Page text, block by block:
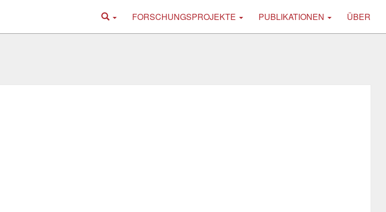
FORSCHUNGSPROJEKTE PUBLIKATIONEN ÜBER